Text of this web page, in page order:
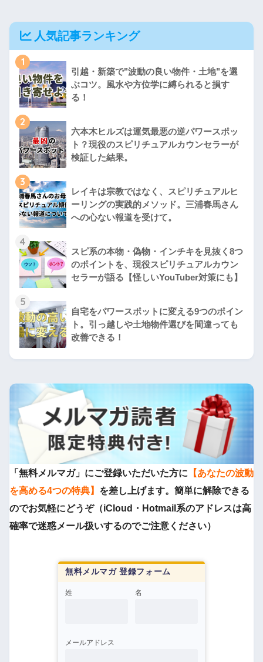
人気記事ランキング
1
引越・新築で"波動の良い物件・土地"を選
ぶコツ。風水や方位学に縛られると損す
る！
2
六本木ヒルズは運気最悪の逆パワースポッ
ト？現役のスピリチュアルカウンセラーが
検証した結果。
3
レイキは宗教ではなく、スピリチュアルヒ
ーリングの実践的メソッド。三浦春馬さん
への心ない報道を受けて。
4
スピ系の本物・偽物・インチキを見抜く8つ
のポイントを、現役スピリチュアルカウン
セラーが語る【怪しいYouTuber対策にも】
5
自宅をパワースポットに変える9つのポイン
ト。引っ越しや土地物件選びを間違っても
改善できる！
「無料メルマガ」にご登録いただいた方に 【あなたの波動
を高める4つの特典】 を差し上げます。簡単に解除できる
のでお気軽にどうぞ（iCloud・Hotmail系のアドレスは高
確率で迷惑メール扱いするのでご注意ください）
無料メルマガ 登録フォーム
姓 名
メールアドレス